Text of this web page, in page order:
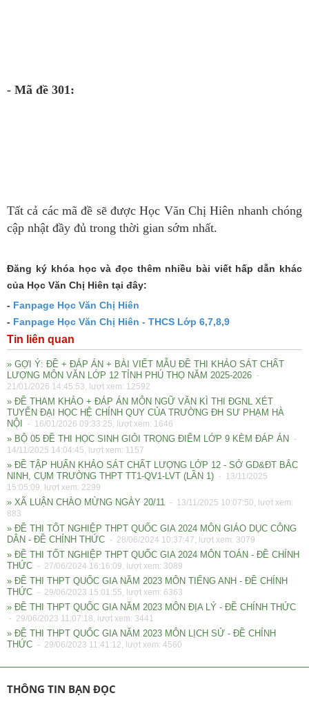
- Mã đề 301:
Tất cả các mã đề sẽ được Học Văn Chị Hiên nhanh chóng
cập nhật đầy đủ trong thời gian sớm nhất.
Đăng ký khóa học và đọc thêm nhiều bài viết hấp dẫn khác
của Học Văn Chị Hiên tại đây:
- Fanpage Học Văn Chị Hiên
- Fanpage Học Văn Chị Hiên - THCS Lớp 6,7,8,9
Tin liên quan
» GỢI Ý: ĐỀ + ĐÁP ÁN + BÀI VIẾT MẪU ĐỀ THI KHẢO SÁT CHẤT
LƯỢNG MÔN VĂN LỚP 12 TỈNH PHÚ THỌ NĂM 2025-2026 -
21/01/2026 14:45:53, lượt xem: 12592
» ĐỀ THAM KHẢO + ĐÁP ÁN MÔN NGỮ VĂN KÌ THI ĐGNL XÉT
TUYỂN ĐẠI HỌC HỆ CHÍNH QUY CỦA TRƯỜNG ĐH SƯ PHẠM HÀ
NỘI
- 16/01/2026 09:33:25, lượt xem: 1646
» BỘ 05 ĐỀ THI HỌC SINH GIỎI TRỌNG ĐIỂM LỚP 9 KÈM ĐÁP ÁN
-
14/11/2025 14:04:45, lượt xem: 1157
» ĐỀ TẬP HUẤN KHẢO SÁT CHẤT LƯỢNG LỚP 12 - SỞ GD&ĐT BẮC
NINH, CỤM TRƯỜNG THPT TT1-QV1-LVT (LẦN 1) - 13/11/2025
15:05:09, lượt xem: 2299
» XÃ LUẬN CHÀO MỪNG NGÀY 20/11 - 13/11/2025 10:07:50, lượt xem:
883
» ĐỀ THI TỐT NGHIỆP THPT QUỐC GIA 2024 MÔN GIÁO DỤC CÔNG
DÂN - ĐỀ CHÍNH THỨC - 28/06/2024 10:37:47, lượt xem: 3079
» ĐỀ THI TỐT NGHIỆP THPT QUỐC GIA 2024 MÔN TOÁN - ĐỀ CHÍNH
THỨC - 27/06/2024 16:16:09, lượt xem: 3089
» ĐỀ THI THPT QUỐC GIA NĂM 2023 MÔN TIẾNG ANH - ĐỀ CHÍNH
THỨC - 29/06/2023 15:01:55, lượt xem: 6363
» ĐỀ THI THPT QUỐC GIA NĂM 2023 MÔN ĐỊA LÝ - ĐỀ CHÍNH THỨC
- 29/06/2023 11:07:18, lượt xem: 3441
» ĐỀ THI THPT QUỐC GIA NĂM 2023 MÔN LỊCH SỬ - ĐỀ CHÍNH
THỨC - 29/06/2023 11:41:12, lượt xem: 4560
THÔNG TIN BẠN ĐỌC